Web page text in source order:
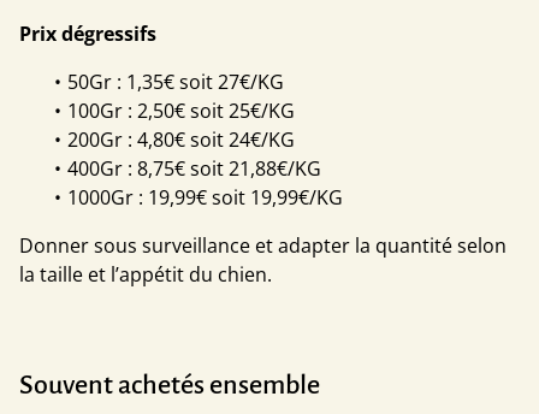
Prix dégressifs
50Gr : 1,35€ soit 27€/KG
100Gr : 2,50€ soit 25€/KG
200Gr : 4,80€ soit 24€/KG
400Gr : 8,75€ soit 21,88€/KG
1000Gr : 19,99€ soit 19,99€/KG
Donner sous surveillance et adapter la quantité selon
la taille et l’appétit du chien.
Souvent achetés ensemble